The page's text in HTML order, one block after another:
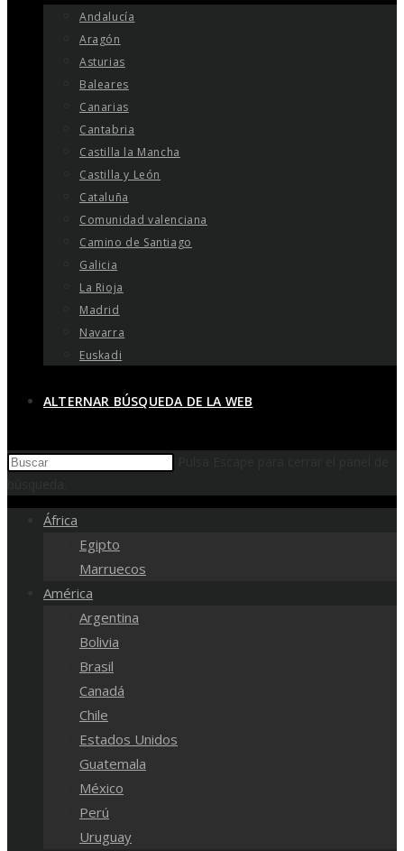
Andalucía
Aragón
Asturias
Baleares
Canarias
Cantabria
Castilla la Mancha
Castilla y León
Cataluña
Comunidad valenciana
Camino de Santiago
Galicia
La Rioja
Madrid
Navarra
Euskadi
ALTERNAR BÚSQUEDA DE LA WEB
África
Egipto
Marruecos
América
Argentina
Bolivia
Brasil
Canadá
Chile
Estados Unidos
Guatemala
México
Perú
Uruguay